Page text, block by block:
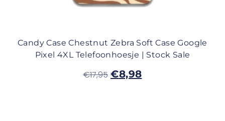
Candy Case Chestnut Zebra Soft Case Google
Pixel 4XL Telefoonhoesje | Stock Sale
€17,95 €8,98